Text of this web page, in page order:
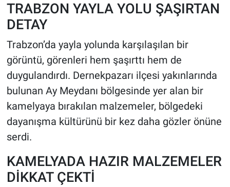
TRABZON YAYLA YOLU ŞAŞIRTAN
DETAY
Trabzon’da yayla yolunda karşılaşılan bir
görüntü, görenleri hem şaşırttı hem de
duygulandırdı. Dernekpazarı ilçesi yakınlarında
bulunan Ay Meydanı bölgesinde yer alan bir
kamelyaya bırakılan malzemeler, bölgedeki
dayanışma kültürünü bir kez daha gözler önüne
serdi.
KAMELYADA HAZIR MALZEMELER
DİKKAT ÇEKTİ
ÇEVRE
HABERDE İNSAN
POLİTİKA
SPOR
MAGAZİN